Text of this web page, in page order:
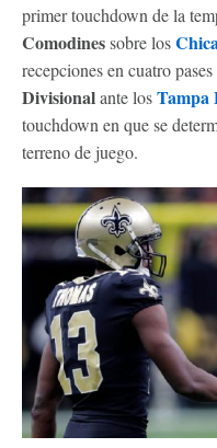
primer touchdown de la
Comodinessobre los
recepciones en cuatro
Divisionalante losTampa
touchdown en que se
terreno de juego.